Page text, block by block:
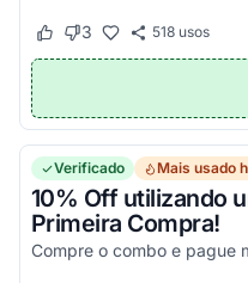
Este cupom funcionou
Este cupom não
3 518usos
Verificado Mais usado
10% Off utilizando
Primeira Compra!
Compre o combo e pague